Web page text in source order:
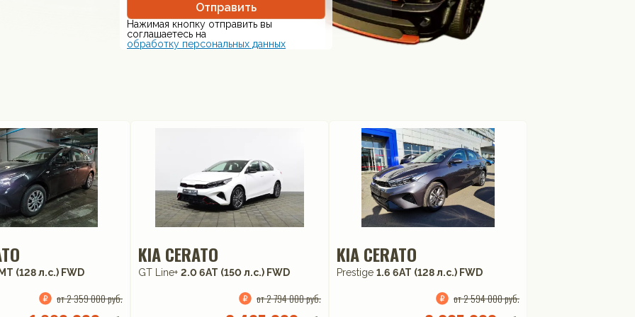
Отправить
Нажимая кнопку отправить вы
соглашаетесь на
обработку персональных данных
(128 л.с.) FWD
от 2 359 000 руб.
KIA CERATO
GT Line+ 2.0 6AT (150 л.с.) FWD
от 2 794 000 руб.
KIA CERATO
Prestige 1.6 6AT (128 л.с.) FWD
от 2 594 000 руб.